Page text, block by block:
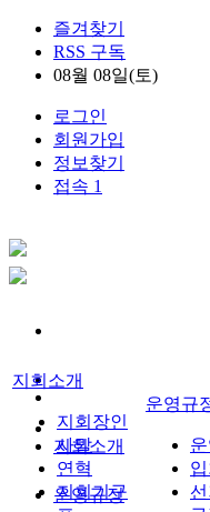
즐겨찾기
RSS 구독
08월 08일(토)
로그인
회원가입
정보찾기
접속 1
지회소개
운영규정
지회소개
지회장인
사말
연혁
지회기구
운영규